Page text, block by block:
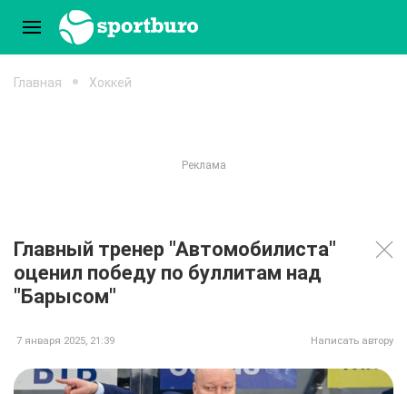
Главная Хоккей
Главный тренер "Автомобилиста"
оценил победу по буллитам над
"Барысом"
7 января 2025, 21:39 Написать автору